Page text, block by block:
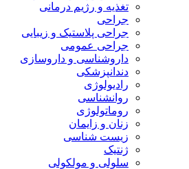
تغذیه و رژیم درمانی
جراحی
جراحی پلاستیک و زیبایی
جراحی عمومی
داروشناسی و داروسازی
دندانپزشکی
رادیولوژی
روانشناسی
روماتولوژی
زنان و زایمان
زیست شناسی
ژنتیک
سلولی و مولکولی